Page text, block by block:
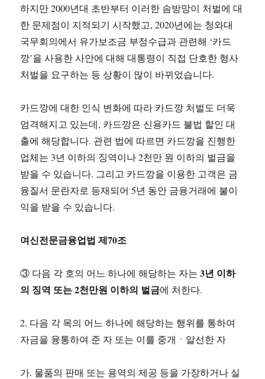
하지만 2000년대 초반부터 이러한 솜방망이 처벌에 대
한 문제점이 지적되기 시작했고, 2020년에는 청와대
국무회의에서 유가보조금 부정수급과 관련해 ‘카드
깡’을 사용한 사안에 대해 대통령이 직접 단호한 형사
처벌을 요구하는 등 상황이 많이 바뀌었습니다.
카드깡에 대한 인식 변화에 따라 카드깡 처벌도 더욱
엄격해지고 있는데, 카드깡은 신용카드 불법 할인 대
출에 해당합니다. 관련 법에 따르면 카드깡을 진행한
업체는 3년 이하의 징역이나 2천만 원 이하의 벌금을
받을 수 있습니다. 그리고 카드깡을 이용한 고객은 금
융질서 문란자로 등재되어 5년 동안 금융거래에 불이
익을 받을 수 있습니다.
여신전문금융업법 제70조
③ 다음 각 호의 어느 하나에 해당하는 자는3년 이하
의 징역 또는 2천만원 이하의 벌금에 처한다.
2. 다음 각 목의 어느 하나에 해당하는 행위를 통하여
자금을 융통하여 준 자 또는 이를 중개ㆍ알선한 자
가. 물품의 판매 또는 용역의 제공 등을 가장하거나 실